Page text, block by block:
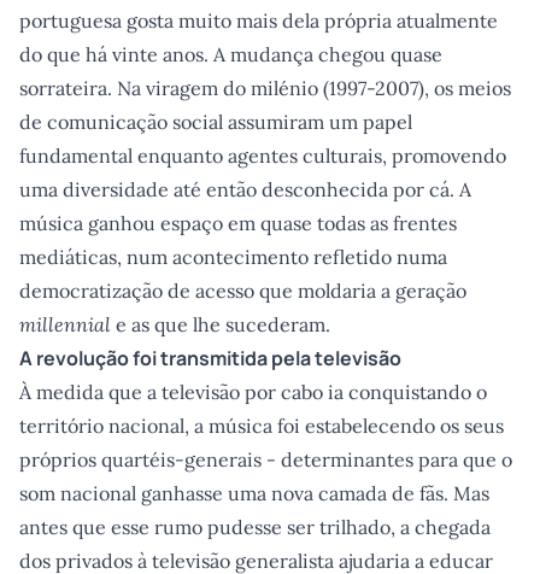
portuguesa gosta muito mais dela própria atualmente
do que há vinte anos. A mudança chegou quase
sorrateira. Na viragem do milénio (1997-2007), os meios
de comunicação social assumiram um papel
fundamental enquanto agentes culturais, promovendo
uma diversidade até então desconhecida por cá. A
música ganhou espaço em quase todas as frentes
mediáticas, num acontecimento refletido numa
democratização de acesso que moldaria a geração
millennial e as que lhe sucederam.
A revolução foi transmitida pela televisão
À medida que a televisão por cabo ia conquistando o
território nacional, a música foi estabelecendo os seus
próprios quartéis-generais - determinantes para que o
som nacional ganhasse uma nova camada de fãs. Mas
antes que esse rumo pudesse ser trilhado, a chegada
dos privados à televisão generalista ajudaria a educar